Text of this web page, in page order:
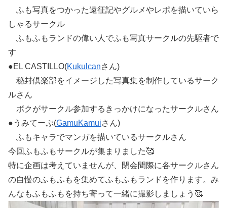
ふも写真をつかった遠征記やグルメやレポを描いていら
しゃるサークル
ふもふもランドの偉い人でふも写真サークルの先駆者で
す
●EL CASTILLO(Kukulcanさん)
秘封倶楽部をイメージした写真集を制作しているサーク
ルさん
ボクがサークル参加するきっかけになったサークルさん
●うみてーぷ(GamuKamuiさん)
ふもキャラでマンガを描いているサークルさん
今回ふもふもサークルが集まりました🥰
特に企画は考えていませんが、閉会間際に各サークルさん
の自慢のふもふもを集めてふもふもランドを作ります。み
んなもふもふもを持ち寄って一緒に撮影しましょう🥰